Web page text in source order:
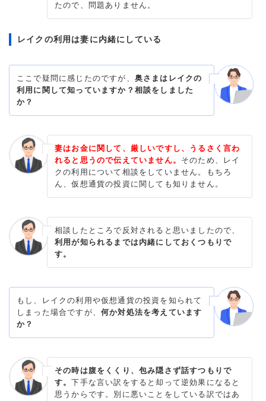
たので、問題ありません。
レイクの利用は妻に内緒にしている
ここで疑問に感じたのですが、 奥さまはレイクの
利用に関して知っていますか？相談をしました
か？
妻はお金に関して、厳しいですし、うるさく言わ
れると思うので伝えていません。 そのため、レイ
クの利用について相談をしていません。もちろ
ん、仮想通貨の投資に関しても知りません。
相談したところで反対されると思いましたので、
利用が知られるまでは内緒にしておくつもりで
す。
もし、レイクの利用や仮想通貨の投資を知られて
しまった場合ですが、 何か対処法を考えています
か？
その時は腹をくくり、包み隠さず話すつもりで
す。下手な言い訳をすると却って逆効果になると
思うからです。別に悪いことをしている訳ではあ